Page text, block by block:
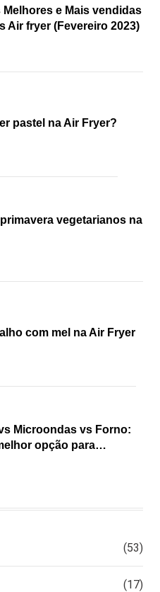
Melhores e Mais vendidas
Air fryer (Fevereiro 2023)
pastel na Air Fryer?
vegetarianos na
com mel na Air Fryer
Microondas vs Forno:
opção para
(53)
(17)